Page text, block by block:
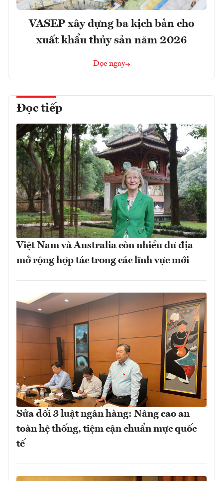
VASEP xây dựng ba kịch bản cho
xuất khẩu thủy sản năm 2026
Đọc ngay
Đọc tiếp
Việt Nam và Australia còn nhiều dư địa
mở rộng hợp tác trong các lĩnh vực mới
Sửa đổi 3 luật ngân hàng: Nâng cao an
toàn hệ thống, tiệm cận chuẩn mực quốc
tế